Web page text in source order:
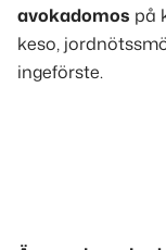
avokadomos på
keso,
ingeförste.